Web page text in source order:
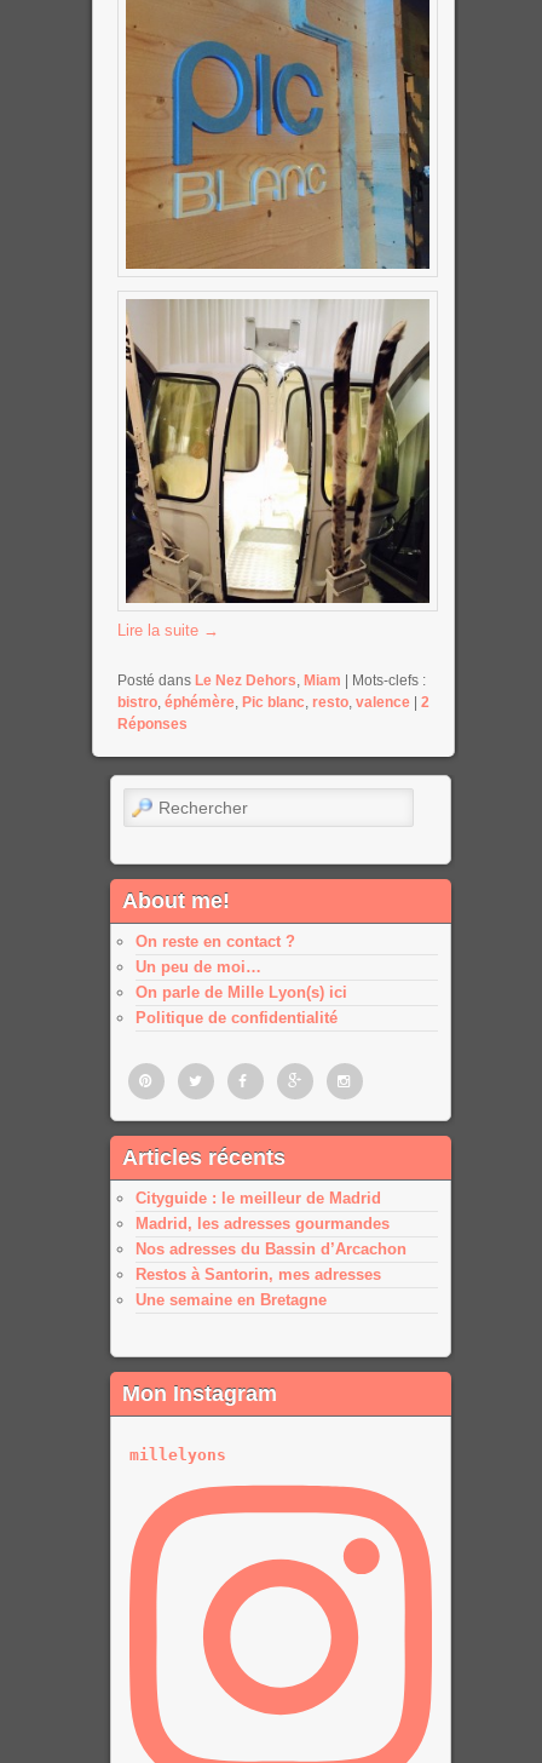
Lire la suite →
Posté dans Le Nez Dehors Miam | Mots-clefs :
bistro, éphémère, Pic blanc resto, valence | 2
Réponses
Rechercher
About me!
On reste en contact ?
Un peu de moi…
On parle de Mille Lyon(s) ici
Politique de confidentialité
PinterestTwitter FacebookGoogle
plus
Google
Articles récents
Cityguide : le meilleur de Madrid
Madrid, les adresses gourmandes
Nos adresses du Bassin d’Arcachon
Restos à Santorin, mes adresses
Une semaine en Bretagne
Mon Instagram
millelyons